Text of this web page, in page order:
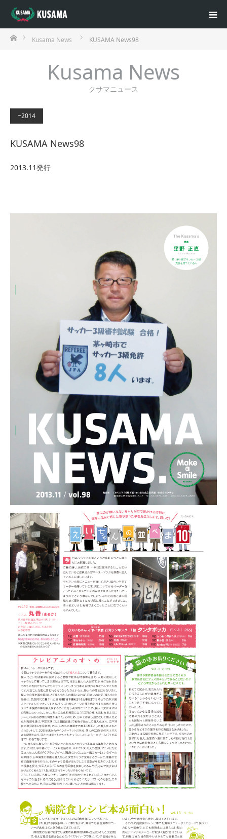
ホームKusama News KUSAMA News98
Kusama News
クサマニュース
~2014
KUSAMA News98
2013.11発行